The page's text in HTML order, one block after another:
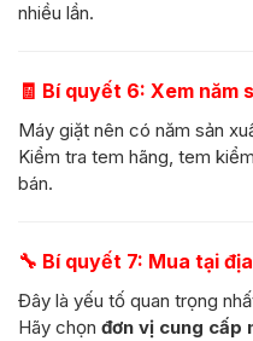
nhiều lần.
🧾 Bí quyết 6: Xem năm
Máy giặt nên có năm sản
Kiểm tra tem hãng, tem
bán.
🔧 Bí quyết 7: Mua tại
Đây là yếu tố quan trọng
Hãy chọn đơn vị cung cấp